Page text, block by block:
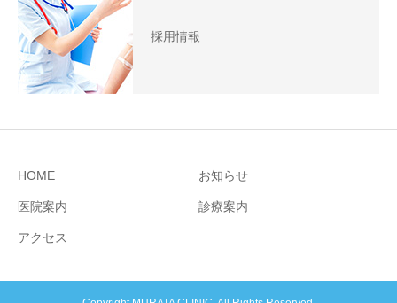
採用情報
HOME お知らせ
医院案内 診療案内
アクセス